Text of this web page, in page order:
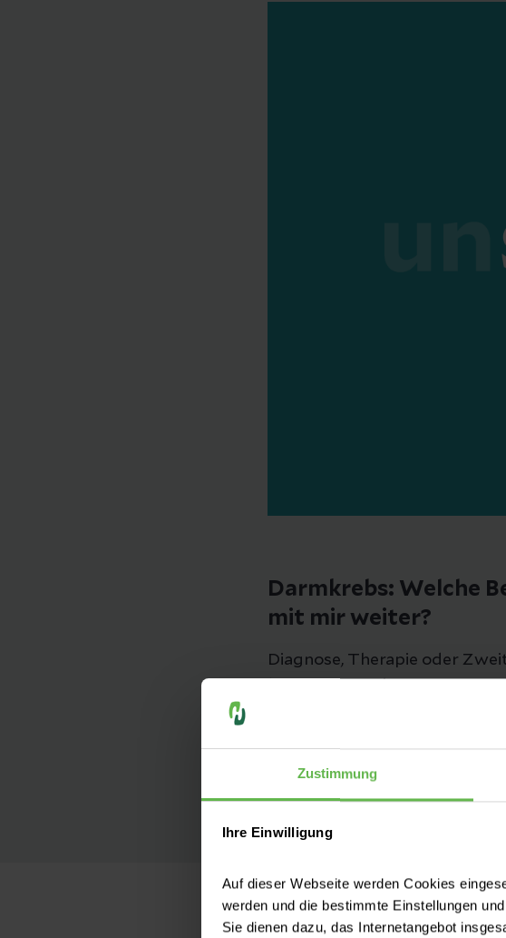
Zustimmung
Ihre Einwilligung
Auf dieser Webseite werden Cookies
werden und die bestimmte Einstellungen
Sie dienen dazu, das Internetangebot
Darmkrebs: Welche
mit mir weiter?
Diagnose, Therapie oder
Zur Behandlung